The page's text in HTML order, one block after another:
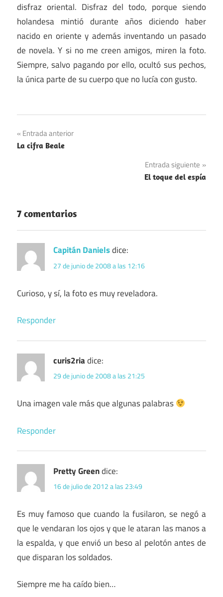
disfraz oriental. Disfraz del todo, porque siendo
holandesa mintió durante años diciendo haber
nacido en oriente y además inventando un pasado
de novela. Y si no me creen amigos, miren la foto.
Siempre, salvo pagando por ello, ocultó sus pechos,
la única parte de su cuerpo que no lucía con gusto.
Navegación
de
Entrada anterior
La cifra Beale
Entrada siguiente
El toque del espía
7 comentarios
Capitán Danielsdice:
27 de junio de 2008 a las 12:16
Curioso, y sí, la foto es muy reveladora.
Responder
curis2riadice:
29 de junio de 2008 a las 21:25
Una imagen vale más que algunas palabras
Responder
Pretty Greendice:
16 de julio de 2012 a las 23:49
Es muy famoso que cuando la fusilaron, se negó a
que le vendaran los ojos y que le ataran las manos a
la espalda, y que envió un beso al pelotón antes de
que disparan los soldados.
Siempre me ha caído bien…